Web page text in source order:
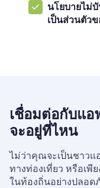
นโยบายไม่
เป็นส่วนตัว
เชื่อมต่อกับแ
จะอยู่ที่ไหน
ไม่ว่าคุณจะเป็นชาวแ
ทางท่องเที่ยว หรือเพี
ในท้องถิ่นอย่างปลอด